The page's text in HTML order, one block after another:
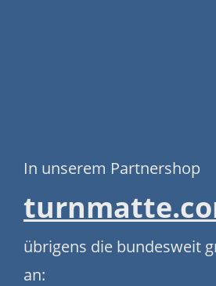
In unserem Partnershop
übrigens die bundesweit
an: